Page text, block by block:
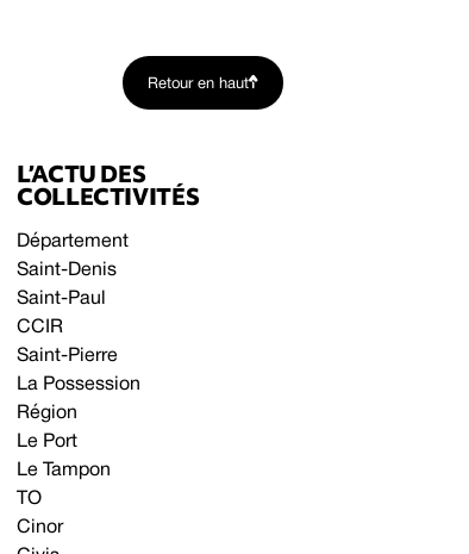
Retour en haut
L’ACTU DES
COLLECTIVITÉS
Département
Saint-Denis
Saint-Paul
CCIR
Saint-Pierre
La Possession
Région
Le Port
Le Tampon
TO
Cinor